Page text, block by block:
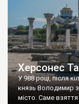
Херсонес
У 988 році, після
князь Володимир
місто. Саме